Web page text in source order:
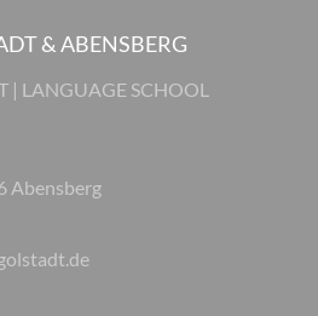
& ABENSBERG
| LANGUAGE SCHOOL
Abensberg